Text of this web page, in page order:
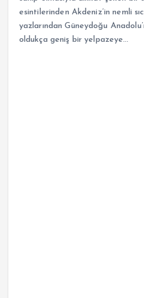
esintilerinden Akdeniz’in nemli
yazlarından Güneydoğu
oldukça geniş bir yelpazeye…